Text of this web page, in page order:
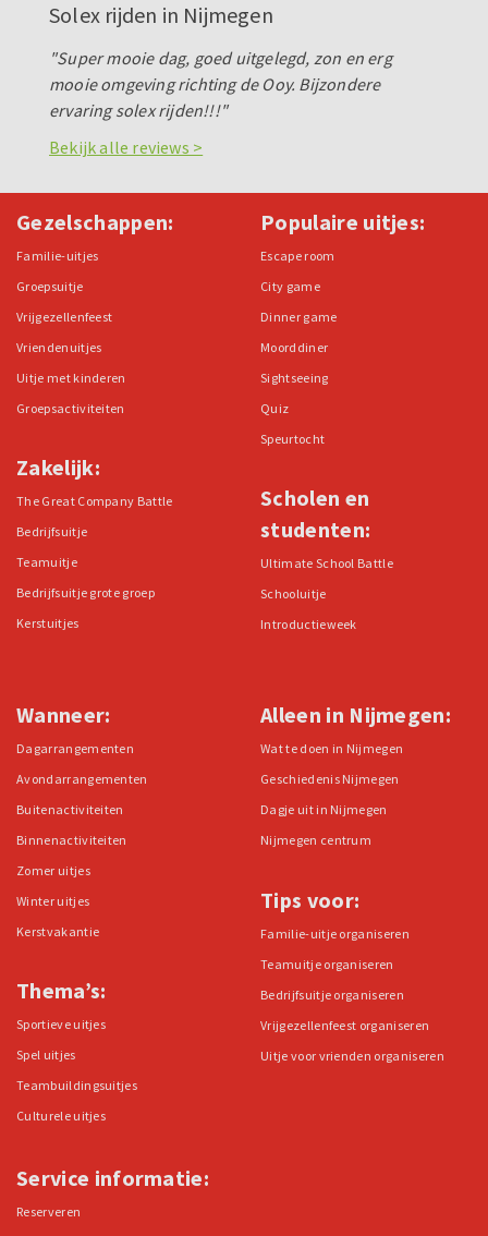
Solex rijden in Nijmegen
"Super mooie dag, goed uitgelegd, zon en erg
mooie omgeving richting de Ooy. Bijzondere
ervaring solex rijden!!!"
Bekijk alle reviews >
Gezelschappen:
Familie-uitjes
Groepsuitje
Vrijgezellenfeest
Vriendenuitjes
Uitje met kinderen
Groepsactiviteiten
Zakelijk:
The Great Company Battle
Bedrijfsuitje
Teamuitje
Bedrijfsuitje grote groep
Kerstuitjes
Populaire uitjes:
Escape room
City game
Dinner game
Moorddiner
Sightseeing
Quiz
Speurtocht
Scholen en
studenten:
Ultimate School Battle
Schooluitje
Introductieweek
Wanneer:
Dagarrangementen
Avondarrangementen
Buitenactiviteiten
Binnenactiviteiten
Zomer uitjes
Winter uitjes
Kerstvakantie
Thema’s:
Sportieve uitjes
Spel uitjes
Teambuildingsuitjes
Culturele uitjes
Alleen in Nijmegen:
Wat te doen in Nijmegen
Geschiedenis Nijmegen
Dagje uit in Nijmegen
Nijmegen centrum
Tips voor:
Familie-uitje organiseren
Teamuitje organiseren
Bedrijfsuitje organiseren
Vrijgezellenfeest organiseren
Uitje voor vrienden organiseren
Service informatie:
Reserveren